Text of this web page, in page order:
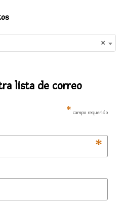
×
lista de correo
* campo requerido
*